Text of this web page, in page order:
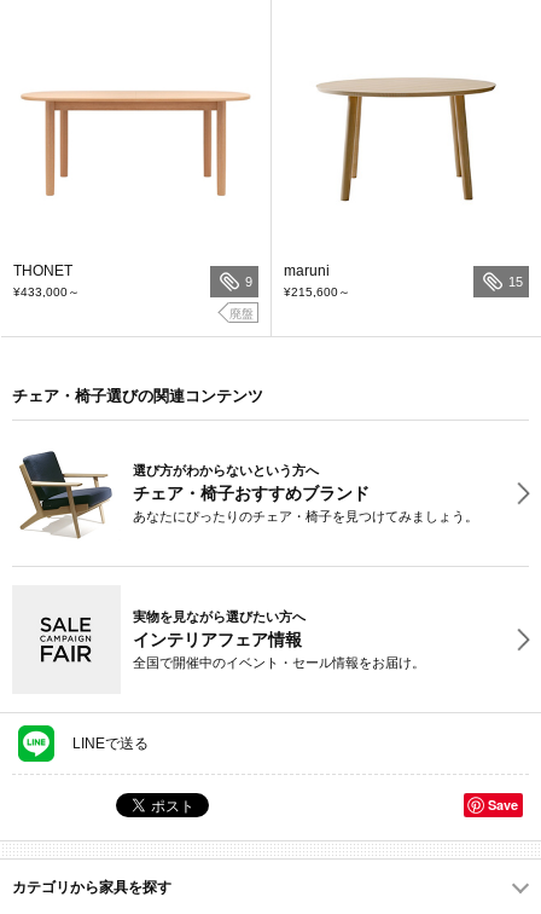
THONET
¥433,000～
9
廃盤
maruni
¥215,600～
15
チェア・椅子選びの関連コンテンツ
選び方がわからないという方へ
チェア・椅子おすすめブランド
あなたにぴったりのチェア・椅子を見つけてみましょう。
実物を見ながら選びたい方へ
インテリアフェア情報
全国で開催中のイベント・セール情報をお届け。
LINEで送る
Save
カテゴリから家具を探す